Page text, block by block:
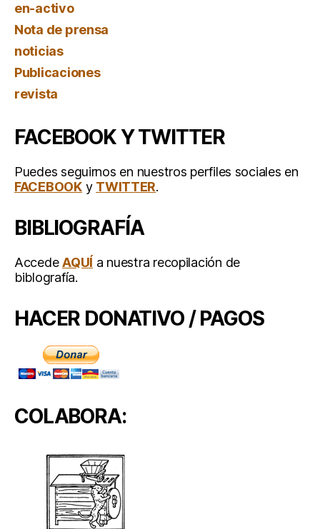
en-activo
Nota de prensa
noticias
Publicaciones
revista
FACEBOOK Y TWITTER
Puedes seguirnos en nuestros perfiles sociales en
FACEBOOKy TWITTER.
BIBLIOGRAFÍA
AccedeAQUÍ a nuestra recopilación de
biblografía.
HACER DONATIVO / PAGOS
COLABORA: